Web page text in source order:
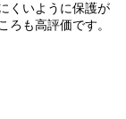
くいように保護が
ろも高評価です。